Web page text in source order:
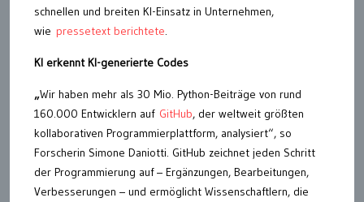
schnellen und breiten KI-Einsatz in Unternehmen,
wie pressetext berichtete.
KI erkennt KI-generierte Codes
„Wir haben mehr als 30 Mio. Python-Beiträge von rund
160.000 Entwicklern auf GitHub, der weltweit größten
kollaborativen Programmierplattform, analysiert“, so
Forscherin Simone Daniotti. GitHub zeichnet jeden Schritt
der Programmierung auf – Ergänzungen, Bearbeitungen,
Verbesserungen – und ermöglicht Wissenschaftlern, die